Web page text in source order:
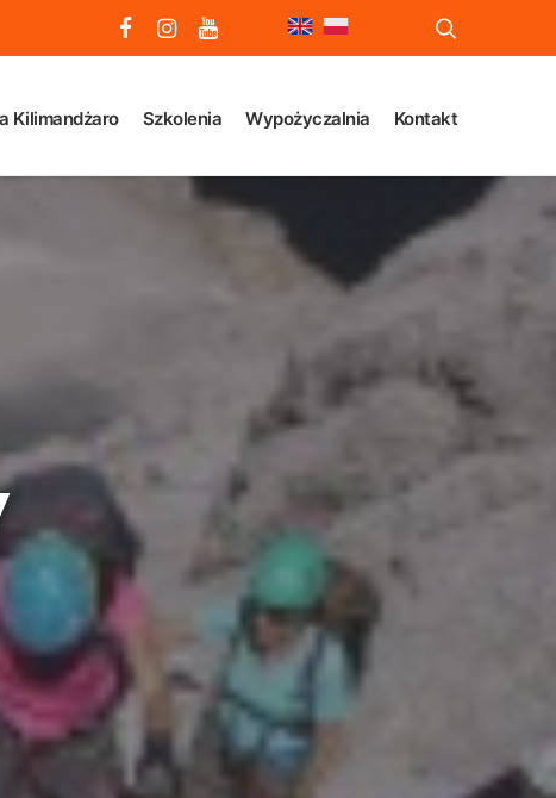
Kilimandżaro Szkolenia Wypożyczalnia Kontakt